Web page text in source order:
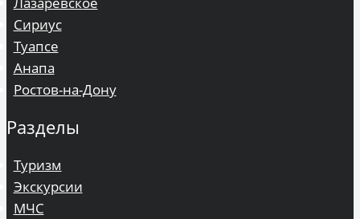
Сириус
Туапсе
Анапа
Ростов-на-Дону
Разделы
Туризм
Экскурсии
МЧС